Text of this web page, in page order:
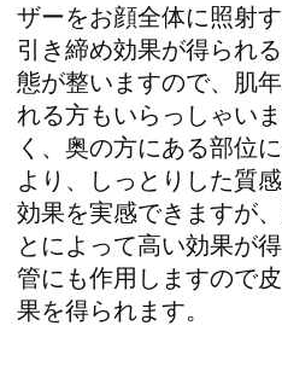
ザーをお顔全体に照射
引き締め効果が得られ
態が整いますので、肌
れる方もいらっしゃい
く、奥の方にある部位
より、しっとりした質
効果を実感できますが
とによって高い効果が
管にも作用しますので
果を得られます。